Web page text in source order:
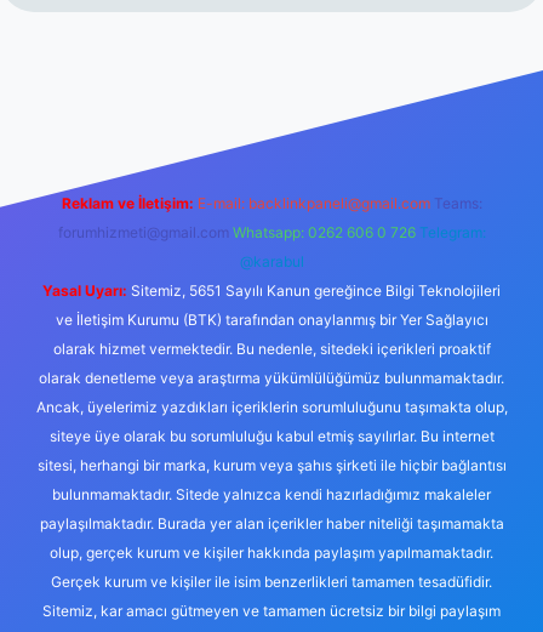
Reklam ve İletişim: E-mail: backlinkpaneli@gmail.com Teams:
forumhizmeti@gmail.com Whatsapp: 0262 606 0 726 Telegram:
@karabul
Yasal Uyarı: Sitemiz, 5651 Sayılı Kanun gereğince Bilgi Teknolojileri
ve İletişim Kurumu (BTK) tarafından onaylanmış bir Yer Sağlayıcı
olarak hizmet vermektedir. Bu nedenle, sitedeki içerikleri proaktif
olarak denetleme veya araştırma yükümlülüğümüz bulunmamaktadır.
Ancak, üyelerimiz yazdıkları içeriklerin sorumluluğunu taşımakta olup,
siteye üye olarak bu sorumluluğu kabul etmiş sayılırlar. Bu internet
sitesi, herhangi bir marka, kurum veya şahıs şirketi ile hiçbir bağlantısı
bulunmamaktadır. Sitede yalnızca kendi hazırladığımız makaleler
paylaşılmaktadır. Burada yer alan içerikler haber niteliği taşımamakta
olup, gerçek kurum ve kişiler hakkında paylaşım yapılmamaktadır.
Gerçek kurum ve kişiler ile isim benzerlikleri tamamen tesadüfidir.
Sitemiz, kar amacı gütmeyen ve tamamen ücretsiz bir bilgi paylaşım